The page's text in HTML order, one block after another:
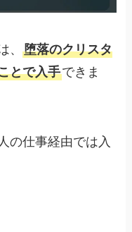
、堕落のクリスタ
とで入手できま
の仕事経由では入